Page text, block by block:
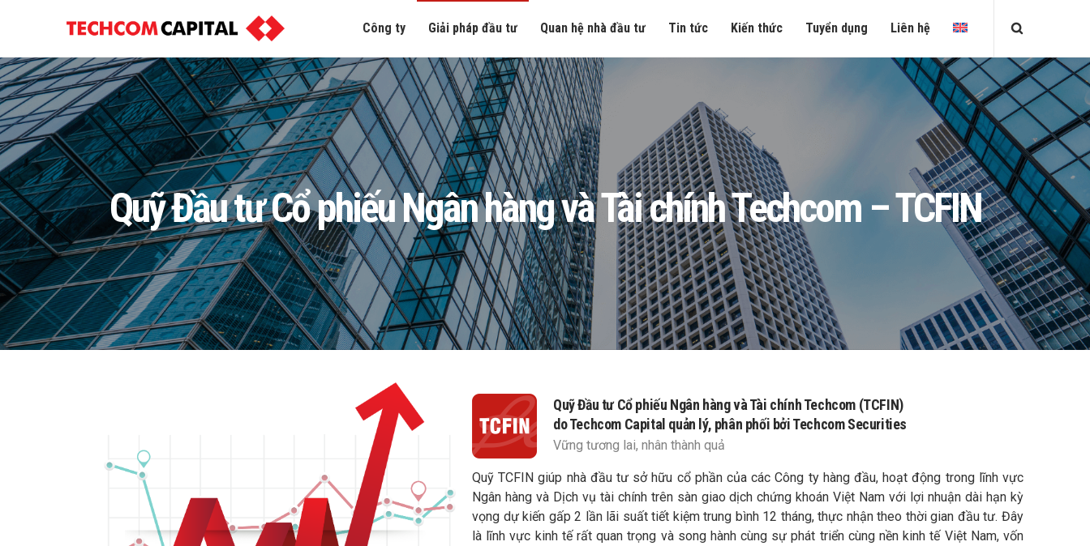
Công ty Giải pháp đầu tư Quan hệ nhà đầu tư Tin tức Kiến thức Tuyển dụng Liên hệ
Quỹ Đầu tư Cổ phiếu Ngân hàng và Tài chính Techcom – TCFIN
Quỹ Đầu tư Cổ phiếu Ngân hàng và Tài chính Techcom (TCFIN)
do Techcom Capital quản lý, phân phối bởi Techcom Securities
Vững tương lai, nhân thành quả
Quỹ TCFIN giúp nhà đầu tư sở hữu cổ phần của các Công ty hàng đầu, hoạt động trong lĩnh vực
Ngân hàng và Dịch vụ tài chính trên sàn giao dịch chứng khoán Việt Nam với lợi nhuận dài hạn kỳ
vọng dự kiến gấp 2 lần lãi suất tiết kiệm trung bình 12 tháng, thực nhận theo thời gian đầu tư. Đây
là lĩnh vực kinh tế rất quan trọng và song hành cùng sự phát triển cùng nền kinh tế Việt Nam, vốn